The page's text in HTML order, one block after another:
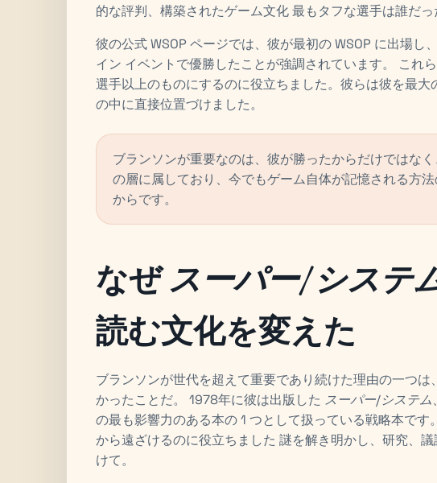
的な評判、構築されたゲーム文化 最もタフな選手は誰だっ
彼の公式 WSOP ページでは、彼が最初の WSOP に出場し
イン イベントで優勝したことが強調されています。 これ
選手以上のものにするのに役立ちました。彼らは彼を最
の中に直接位置づけました。
ブランソンが重要なのは、彼が勝ったからだけではな
の層に属しており、今でもゲーム自体が記憶される方
からです。
なぜスーパー/システ
読む文化を変えた
ブランソンが世代を超えて重要であり続けた理由の一つ
かったことだ。 1978年に彼は出版した スーパー/システム
の最も影響力のある本の 1 つとして扱っている戦略本で
から遠ざけるのに役立ちました 謎を解き明かし、研究、
けて。